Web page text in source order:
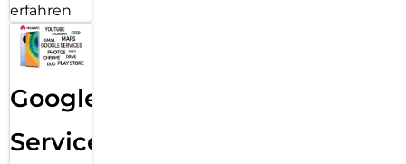
erfahren
Google
Services